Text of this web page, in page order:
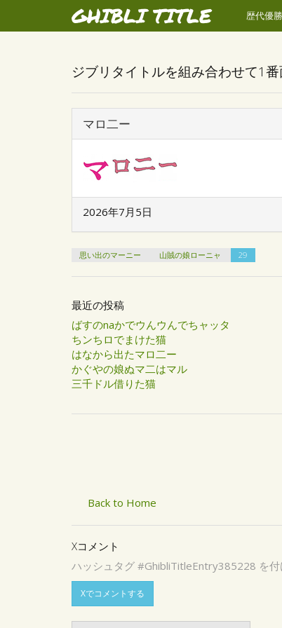
GHIBLI TITLE 歴代優
ジブリタイトルを組み合わせて1
マロ二ー
2026年7月5日
思い出のマーニー 山賊の娘ローニャ 29
最近の投稿
ばすのnaかでウんウんでちャッタ
ちンちロでまけた猫
はなから出たマロ二ー
かぐやの娘ぬマ二はマル
三千ドル借りた猫
Back to Home
Xコメント
ハッシュタグ #GhibliTitleEntry385228 を付
Xでコメントする